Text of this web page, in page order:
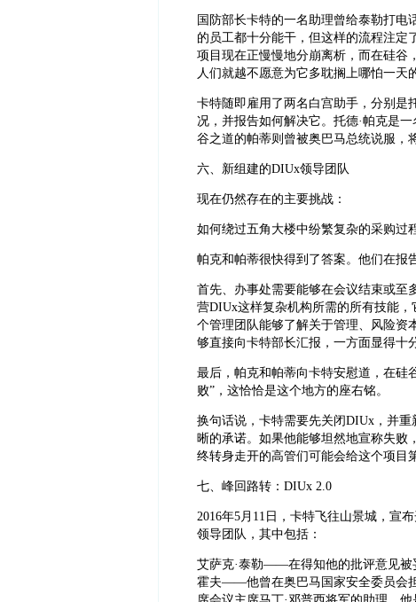
国防部长卡特的一名助理曾给泰勒打
的员工都十分能干，但这样的流程注定
项目现在正慢慢地分崩离析，而在硅谷
人们就越不愿意为它多耽搁上哪怕一天
卡特随即雇用了两名白宫助手，分别是
况，并报告如何解决它。托德·帕克是
谷之道的帕蒂则曾被奥巴马总统说服，
六、新组建的DIUx领导团队
现在仍然存在的主要挑战：
如何绕过五角大楼中纷繁复杂的采购过程
帕克和帕蒂很快得到了答案。他们在报
首先、办事处需要能够在会议结束或至
营DIUx这样复杂机构所需的所有技能
个管理团队能够了解关于管理、风险资
够直接向卡特部长汇报，一方面显得十
最后，帕克和帕蒂向卡特安慰道，在硅
败”，这恰恰是这个地方的座右铭。
换句话说，卡特需要先关闭DIUx，并
晰的承诺。如果他能够坦然地宣称失败
终转身走开的高管们可能会给这个项目
七、峰回路转：DIUx 2.0
2016年5月11日，卡特飞往山景城，宣
领导团队，其中包括：
艾萨克·泰勒——在得知他的批评意见被
霍夫——他曾在奥巴马国家安全委员会